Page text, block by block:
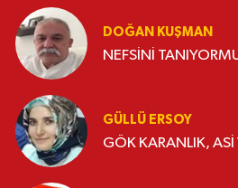
DOĞAN KUŞMAN
NEFSİNİ
GÜLLÜ ERSOY
GÖK KARANLIK, ASİ